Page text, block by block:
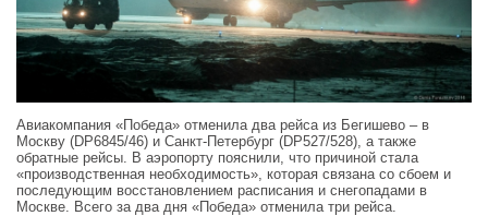
Авиакомпания «Победа» отменила два рейса из Бегишево – в
Москву (DP6845/46) и Санкт‑Петербург (DP527/528), а также
обратные рейсы. В аэропорту пояснили, что причиной стала
«производственная необходимость», которая связана со сбоем и
последующим восстановлением расписания и снегопадами в
Москве. Всего за два дня «Победа» отменила три рейса.